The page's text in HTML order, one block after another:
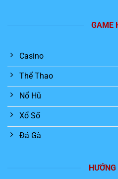
GAME
Casino
Thể Thao
Nổ Hũ
Xổ Số
Đá Gà